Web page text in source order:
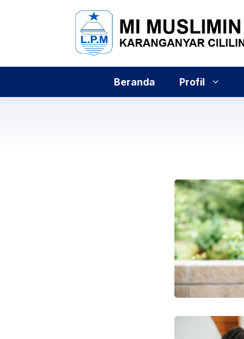
Beranda Profil